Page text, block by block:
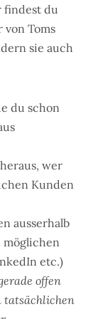
findest du
Toms
sie auch
du schon
wer
Kunden
ausserhalb
möglichen
etc.)
offen
tatsächlichen